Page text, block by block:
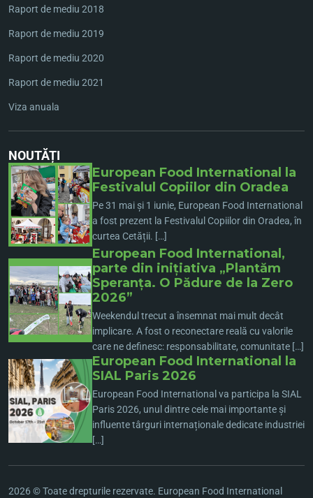
Raport de mediu 2018
Raport de mediu 2019
Raport de mediu 2020
Raport de mediu 2021
Viza anuala
NOUTĂȚI
European Food International la
Festivalul Copiilor din Oradea
Pe 31 mai și 1 iunie, European Food International
a fost prezent la Festivalul Copiilor din Oradea, în
curtea Cetății. […]
European Food International,
parte din inițiativa „Plantăm
Speranța. O Pădure de la Zero
2026”
Weekendul trecut a însemnat mai mult decât
implicare. A fost o reconectare reală cu valorile
care ne definesc: responsabilitate, comunitate […]
European Food International la
SIAL Paris 2026
European Food International va participa la SIAL
Paris 2026, unul dintre cele mai importante și
influente târguri internaționale dedicate industriei
[…]
2026 © Toate drepturile rezervate. European Food International